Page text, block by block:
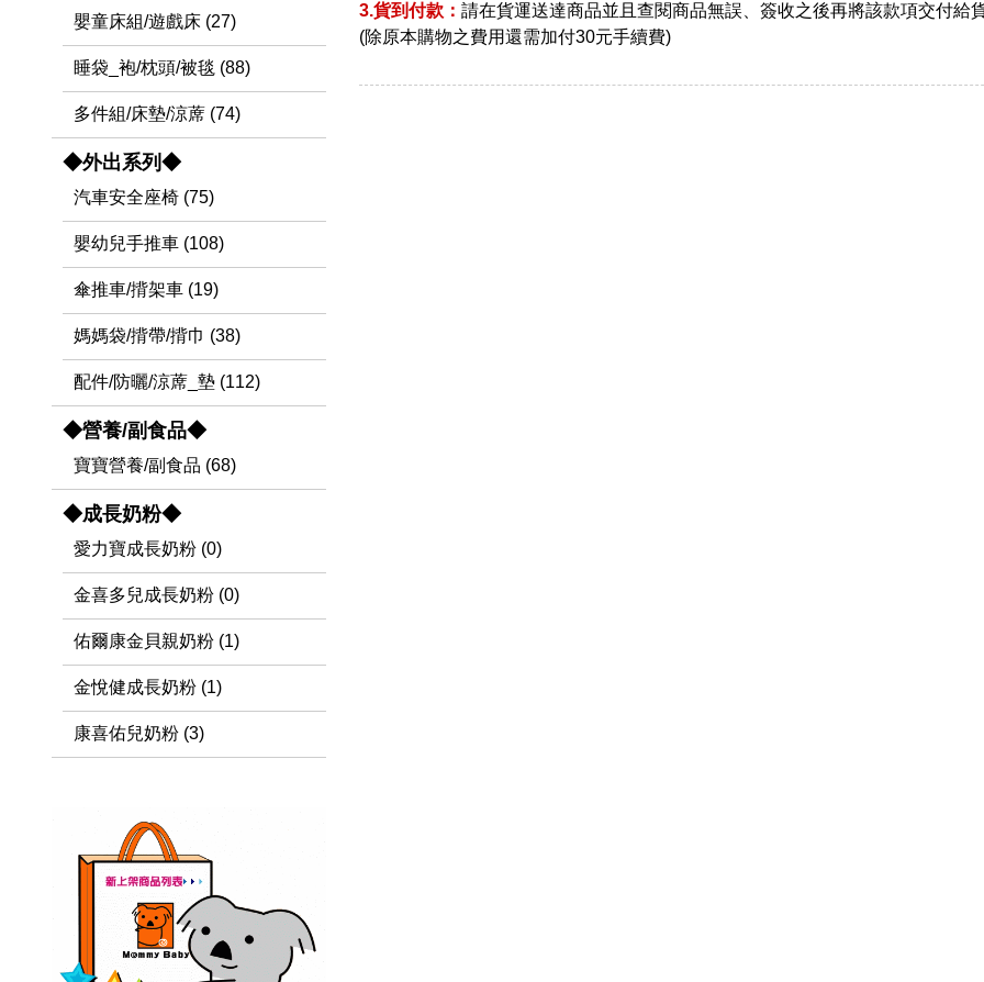
3.貨到付款： 請在貨運送達商品並且查閱商品無誤、簽收之後再將該款項交付給
(除原本購物之費用還需加付30元手續費)
嬰童床組/遊戲床 (27)
睡袋_袍/枕頭/被毯 (88)
多件組/床墊/涼蓆 (74)
◆外出系列◆
汽車安全座椅 (75)
嬰幼兒手推車 (108)
傘推車/揹架車 (19)
媽媽袋/揹帶/揹巾 (38)
配件/防曬/涼蓆_墊 (112)
◆營養/副食品◆
寶寶營養/副食品 (68)
◆成長奶粉◆
愛力寶成長奶粉 (0)
金喜多兒成長奶粉 (0)
佑爾康金貝親奶粉 (1)
金悅健成長奶粉 (1)
康喜佑兒奶粉 (3)